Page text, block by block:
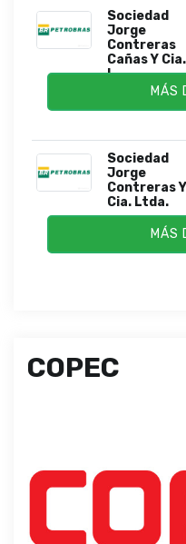
Sociedad
Jorge
Contreras
Cañas Y Cia.
L...
MÁS
Sociedad
Jorge
Contreras Y
Cia. Ltda.
MÁS
COPEC